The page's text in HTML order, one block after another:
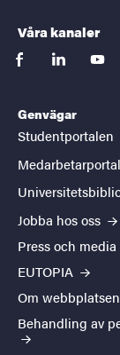
Våra kanaler
facebooklinkedin
Genvägar
Studentportalen
Jobba hos oss
Press och media
EUTOPIA
Om webbplatsen
Behandling av